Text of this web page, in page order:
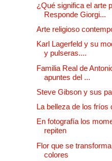
¿Qué significa el arte
Responde Giorgi...
Arte religioso
Karl Lagerfeld y su
y pulseras....
Familia Real de
apuntes del ...
Steve Gibson y sus
La belleza de los fríos
En fotografía los
repiten
Flor que se
colores